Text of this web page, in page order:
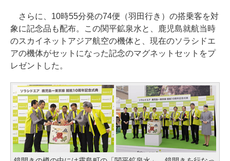
さらに、10時55分発の74便（羽田行き）の搭乗客を対
象に記念品も配布。この関平鉱泉水と、鹿児島就航当時
のスカイネットアジア航空の機体と、現在のソラシドエ
アの機体がセットになった記念のマグネットセットをプ
レゼントした。